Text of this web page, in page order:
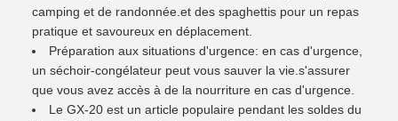
camping et de randonnée.et des spaghettis pour un repas
pratique et savoureux en déplacement.
Préparation aux situations d'urgence: en cas d'urgence,
un séchoir-congélateur peut vous sauver la vie.s'assurer
que vous avez accès à de la nourriture en cas d'urgence.
Le GX-20 est un article populaire pendant les soldes du